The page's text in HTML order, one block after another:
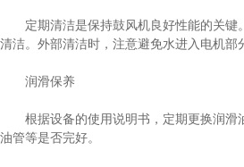
定期清洁是保持鼓风机良好性能的关键。
清洁。外部清洁时，注意避免水进入电机部
润滑保养
根据设备的使用说明书，定期更换润滑油
油管等是否完好。